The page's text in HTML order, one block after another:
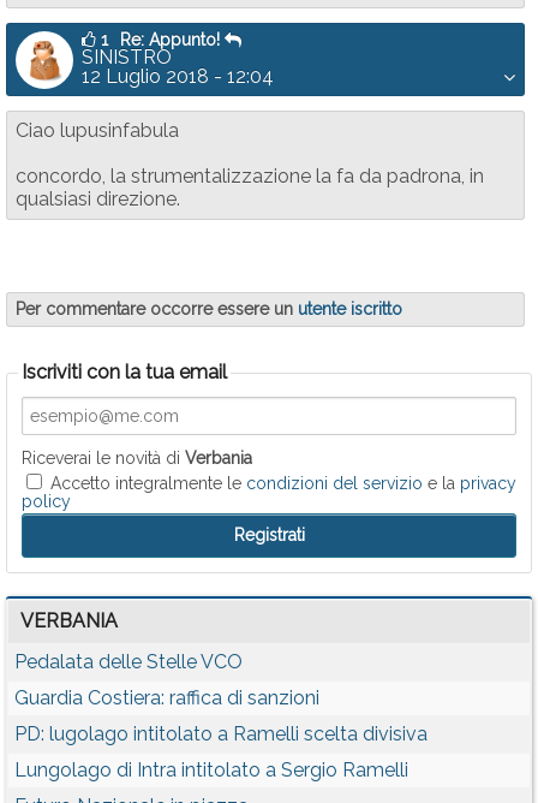
1 Re: Appunto!
SINISTRO
12 Luglio 2018 - 12:04
Ciao lupusinfabula
concordo, la strumentalizzazione la fa da padrona, in
qualsiasi direzione.
Per commentare occorre essere un utente iscritto
Iscriviti con la tua email
Riceverai le novità di Verbania
Accetto integralmente le condizioni del servizio e la privacy
policy
VERBANIA
Pedalata delle Stelle VCO
Guardia Costiera: raffica di sanzioni
PD: lugolago intitolato a Ramelli scelta divisiva
Lungolago di Intra intitolato a Sergio Ramelli